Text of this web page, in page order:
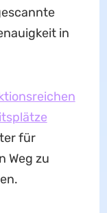
in
für
Weg zu